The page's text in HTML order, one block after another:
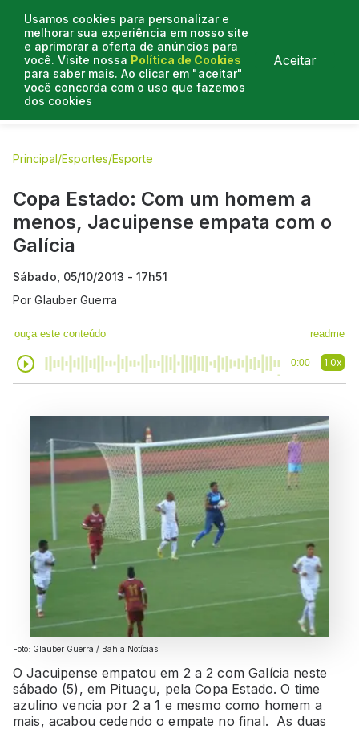
Usamos cookies para personalizar e
melhorar sua experiência em nosso site
e aprimorar a oferta de anúncios para
você. Visite nossa Política de Cookies
para saber mais. Ao clicar em "aceitar"
você concorda com o uso que fazemos
dos cookies
Aceitar
E.C Bahia
Principal/Esportes/Esporte
Copa Estado: Com um homem a
menos, Jacuipense empata com o
Galícia
Sábado, 05/10/2013 - 17h51
PorGlauber Guerra
ouça este conteúdo readme
0:00 1.0x
Foto: Glauber Guerra / Bahia Notícias
O Jacuipense empatou em 2 a 2 com Galícia neste
sábado (5), em Pituaçu, pela Copa Estado. O time
azulino vencia por 2 a 1 e mesmo como homem a
mais, acabou cedendo o empate no final. As duas